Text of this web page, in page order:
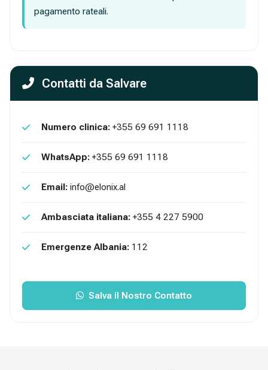
pagamento rateali.
Contatti da Salvare
Numero clinica: +355 69 691 1118
WhatsApp: +355 69 691 1118
Email: info@elonix.al
Ambasciata italiana: +355 4 227 5900
Emergenze Albania: 112
Salva il Nostro Contatto